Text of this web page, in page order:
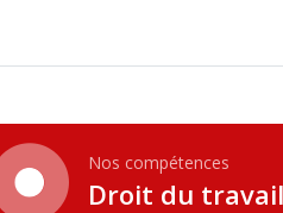
Nos compétences
Droit du travail